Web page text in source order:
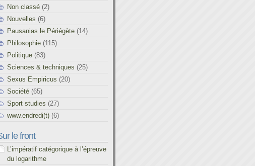
Non classé (2)
Nouvelles (6)
Pausanias le Périégète (14)
Philosophie (115)
Politique (83)
Sciences & techniques (25)
Sexus Empiricus (20)
Société (65)
Sport studies (27)
www.endredi(t) (6)
le front
L’impératif catégorique à l’épreuve
du logarithme